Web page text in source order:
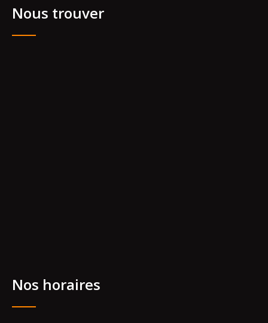
Nous trouver
Nos horaires